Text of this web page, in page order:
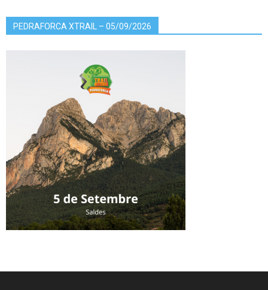
PEDRAFORCA XTRAIL – 05/09/2026